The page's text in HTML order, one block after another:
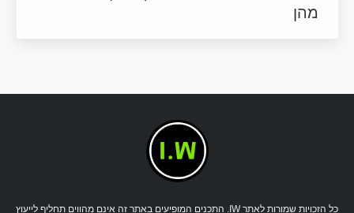
מהן
כל הזכויות שמורות לאתר IW. התכנים המופיעים באתר זה אינם מהווים תחליף לייעוץ